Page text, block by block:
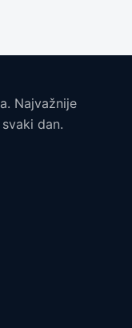
Najvažnije
dan.